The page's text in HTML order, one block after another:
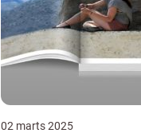
02 marts 2025